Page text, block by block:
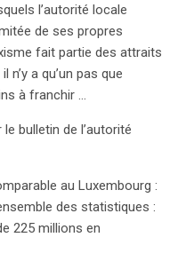
l’autorité locale
de ses propres
fait partie des attraits
a qu’un pas que
à franchir …
bulletin de l’autorité
au Luxembourg :
des statistiques :
225 millions en